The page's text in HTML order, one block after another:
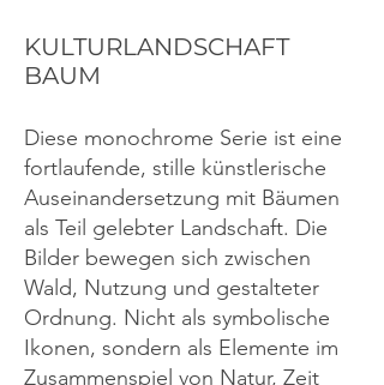
KULTURLANDSCHAFT
BAUM
Diese monochrome Serie ist eine
fortlaufende, stille künstlerische
Auseinandersetzung mit Bäumen
als Teil gelebter Landschaft. Die
Bilder bewegen sich zwischen
Wald, Nutzung und gestalteter
Ordnung. Nicht als symbolische
Ikonen, sondern als Elemente im
Zusammenspiel von Natur, Zeit